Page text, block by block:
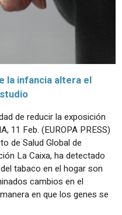
la infancia altera el
de reducir la exposición
11 Feb. (EUROPA PRESS)
de Salud Global de
La Caixa, ha detectado
tabaco en el hogar son
cambios en el
en que los genes se